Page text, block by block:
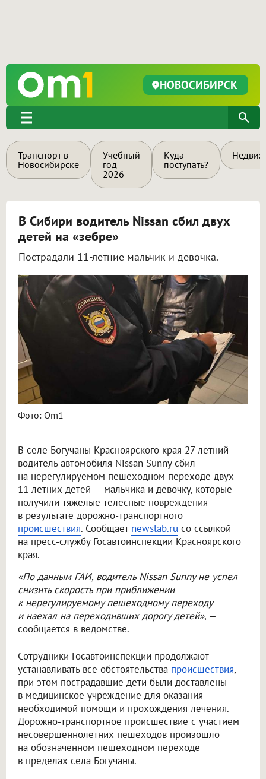
НОВОСИБИРСК
Транспорт в
Новосибирске
Учебный
год
2026
Куда
поступать?
В Сибири водитель Nissan сбил двух
детей на «зебре»
Пострадали 11-летние мальчик и девочка.
Фото: Om1
В селе Богучаны Красноярского края 27-летний
водитель автомобиля Nissan Sunny сбил
на нерегулируемом пешеходном переходе двух
11-летних детей — мальчика и девочку, которые
получили тяжелые телесные повреждения
в результате дорожно-транспортного
происшествия. Сообщает newslab.ru со ссылкой
на пресс-службу Госавтоинспекции Красноярского
края.
«По данным ГАИ, водитель Nissan Sunny не успел
снизить скорость при приближении
к нерегулируемому пешеходному переходу
и наехал на переходивших дорогу детей», —
сообщается в ведомстве.
Сотрудники Госавтоинспекции продолжают
устанавливать все обстоятельства происшествия,
при этом пострадавшие дети были доставлены
в медицинское учреждение для оказания
необходимой помощи и прохождения лечения.
Дорожно-транспортное происшествие с участием
несовершеннолетних пешеходов произошло
на обозначенном пешеходном переходе
в пределах села Богучаны.